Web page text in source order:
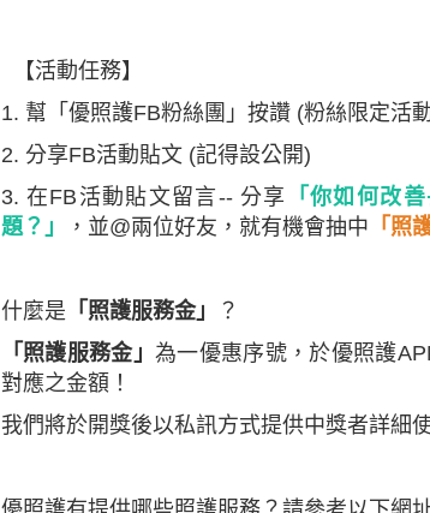
【活動任務】
1. 幫「優照護FB粉絲團」按讚 (粉絲限定活
2. 分享FB活動貼文 (記得設公開)
3. 在FB活動貼文留言-- 分享
「你如何改
題？」
，並@兩位好友，就有機會抽中 「照
什麼是 「照護服務金」
？
「照護服務金」 為一優惠序號，於優照護
對應之金額！
我們將於開獎後以私訊方式提供中獎者詳細